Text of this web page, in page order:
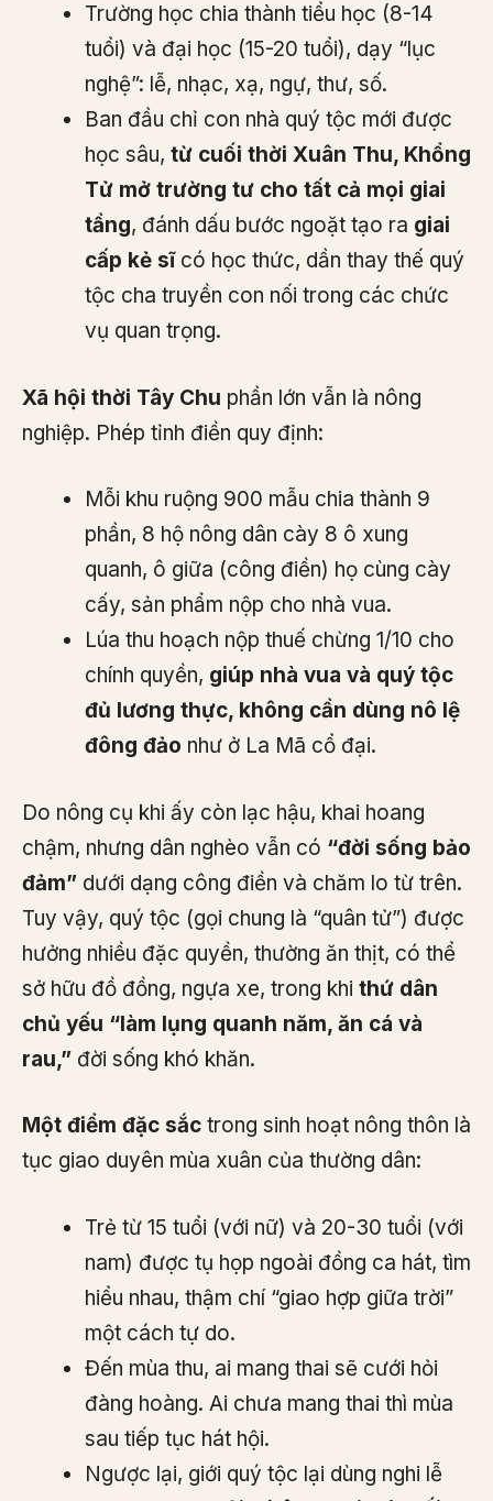
Trường học chia thành tiểu học (8-14
tuổi) và đại học (15-20 tuổi), dạy “lục
nghệ”: lễ, nhạc, xạ, ngự, thư, số.
Ban đầu chỉ con nhà quý tộc mới được
học sâu, từ cuối thời Xuân Thu, Khổng
Tử mở trường tư cho tất cả mọi giai
tầng, đánh dấu bước ngoặt tạo ra giai
cấp kẻ sĩcó học thức, dần thay thế quý
tộc cha truyền con nối trong các chức
vụ quan trọng.
Xã hội thời Tây Chu phần lớn vẫn là nông
nghiệp. Phép tỉnh điền quy định:
Mỗi khu ruộng 900 mẫu chia thành 9
phần, 8 hộ nông dân cày 8 ô xung
quanh, ô giữa (công điền) họ cùng cày
cấy, sản phẩm nộp cho nhà vua.
Lúa thu hoạch nộp thuế chừng 1/10 cho
chính quyền, giúp nhà vua và quý tộc
đủ lương thực, không cần dùng nô lệ
đông đảo như ở La Mã cổ đại.
Do nông cụ khi ấy còn lạc hậu, khai hoang
chậm, nhưng dân nghèo vẫn có “đời sống bảo
đảm” dưới dạng công điền và chăm lo từ trên.
Tuy vậy, quý tộc (gọi chung là “quân tử”) được
hưởng nhiều đặc quyền, thường ăn thịt, có thể
sở hữu đồ đồng, ngựa xe, trong khi thứ dân
chủ yếu “làm lụng quanh năm, ăn cá và
rau,” đời sống khó khăn.
Một điểm đặc sắc trong sinh hoạt nông thôn là
tục giao duyên mùa xuân của thường dân:
Trẻ từ 15 tuổi (với nữ) và 20-30 tuổi (với
nam) được tụ họp ngoài đồng ca hát, tìm
hiểu nhau, thậm chí “giao hợp giữa trời”
một cách tự do.
Đến mùa thu, ai mang thai sẽ cưới hỏi
đàng hoàng. Ai chưa mang thai thì mùa
sau tiếp tục hát hội.
Ngược lại, giới quý tộc lại dùng nghi lễ